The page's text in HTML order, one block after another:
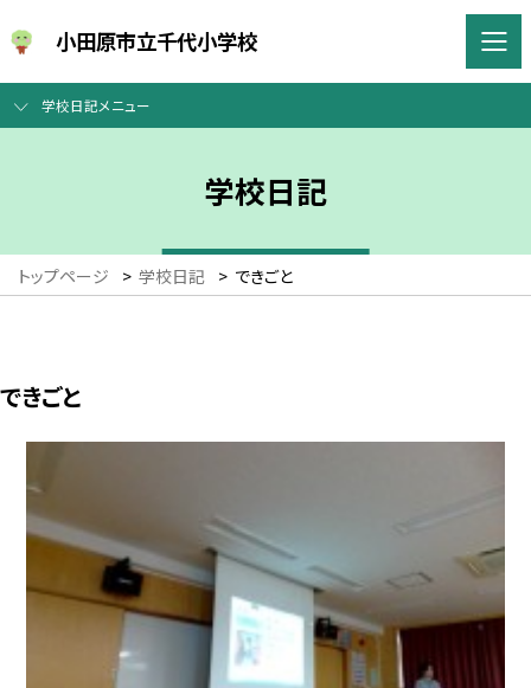
小田原市立千代小学校
学校日記メニュー
学校日記
トップページ > 学校日記 > できごと
できごと